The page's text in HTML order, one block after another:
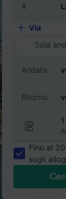
A
Via
Sola
Andata
Ritorno
Fino al
sugli